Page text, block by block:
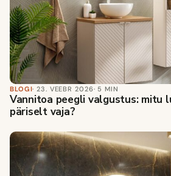
BLOGI· 23. VEEBR 2026· 5 MIN
Vannitoa peegli valgustus: mitu
päriselt vaja?